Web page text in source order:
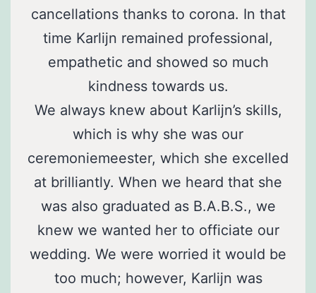
cancellations thanks to corona. In that
time Karlijn remained professional,
empathetic and showed so much
kindness towards us.
We always knew about Karlijn’s skills,
which is why she was our
ceremoniemeester, which she excelled
at brilliantly. When we heard that she
was also graduated as B.A.B.S., we
knew we wanted her to officiate our
wedding. We were worried it would be
too much; however, Karlijn was